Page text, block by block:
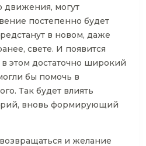
движения, могут
постепенно будет
в новом, даже
свете. И появится
этом достаточно широкий
бы помочь в
Так будет влиять
вновь формирующий
и желание